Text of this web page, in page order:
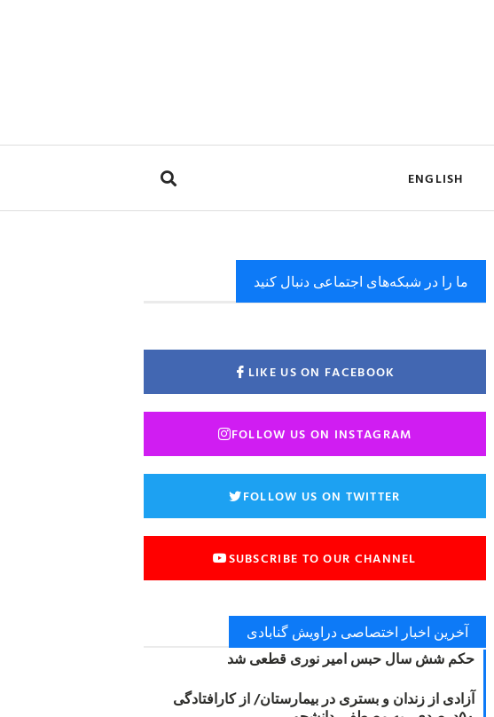
ENGLISH
ما را در شبکه‌های اجتماعی دنبال کنید
LIKE US ON FACEBOOK
FOLLOW US ON INSTAGRAM
FOLLOW US ON TWITTER
SUBSCRIBE TO OUR CHANNEL
آخرین اخبار اختصاصی دراویش گنابادی
حکم شش سال حبس امیر نوری قطعی شد
آزادی از زندان و بستری در بیمارستان/ از کارافتادگی